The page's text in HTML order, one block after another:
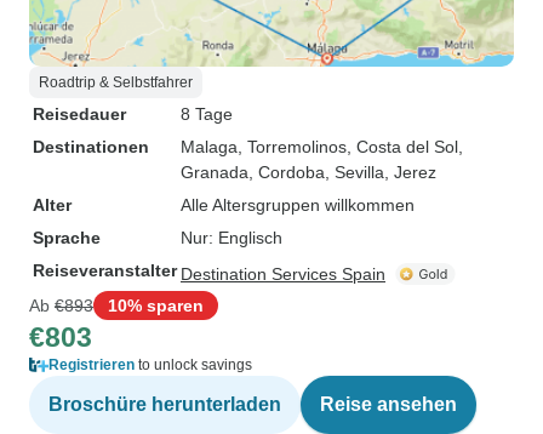
Roadtrip & Selbstfahrer
Reisedauer
8 Tage
Destinationen
Malaga , Torremolinos , Costa del Sol
Granada , Cordoba , Sevilla , Jerez
Alter
Alle Altersgruppen willkommen
Sprache
Nur: Englisch
Reiseveranstalter Destination Services Spain
Ab €893 10% sparen
€803
Registrieren to unlock savings
Broschüre herunterladen Reise ansehen